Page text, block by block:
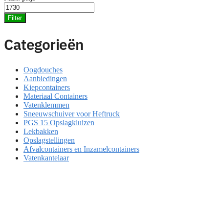
Filter
Categorieën
Oogdouches
Aanbiedingen
Kiepcontainers
Materiaal Containers
Vatenklemmen
Sneeuwschuiver voor Heftruck
PGS 15 Opslagkluizen
Lekbakken
Opslagstellingen
Afvalcontainers en Inzamelcontainers
Vatenkantelaar